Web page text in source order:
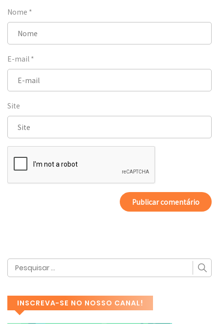
Nome *
E-mail *
Site
INSCREVA-SE NO NOSSO CANAL!